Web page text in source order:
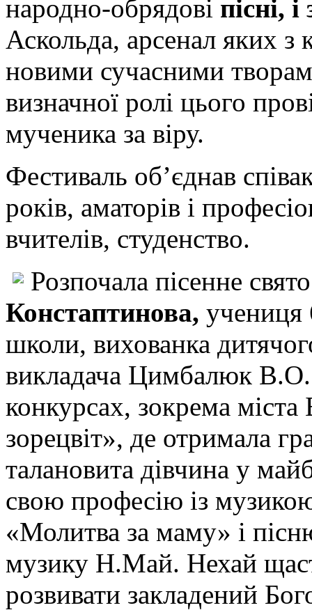
народно-обрядові пісні,
Аскольда, арсенал яких
новими сучасними
визначної ролі цього
мученика за віру.
Фестиваль об’єднав
років, аматорів і
вчителів, студенство.
Розпочала пісенне
Констаптинова, учениця
школи, вихованка
викладача Цимбалюк В.О.
конкурсах, зокрема
зорецвіт», де отримала
талановита дівчина у
свою професію із
«Молитва за маму» і
музику Н.Май. Нехай
розвивати закладений